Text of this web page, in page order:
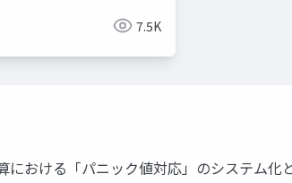
7.5K
おける「パニック値対応」のシステム化